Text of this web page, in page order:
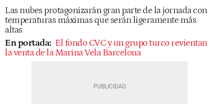
Las nubes protagonizarán gran parte de la jornada con
temperaturas máximas que serán ligeramente más
altas
En portada: El fondo CVC y un grupo turco revientan
la venta de la Marina Vela Barcelona